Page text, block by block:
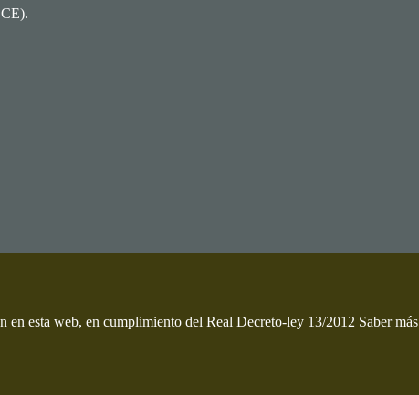
en esta web, en cumplimiento del Real Decreto-ley 13/2012 Saber más